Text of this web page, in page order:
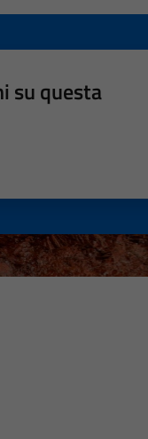
su questa